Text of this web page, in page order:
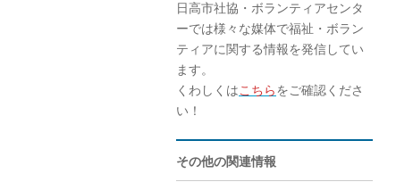
日高市社協・ボランティアセンタ
ーでは様々な媒体で福祉・ボラン
ティアに関する情報を発信してい
ます。
くわしくはこちらをご確認くださ
い！
その他の関連情報